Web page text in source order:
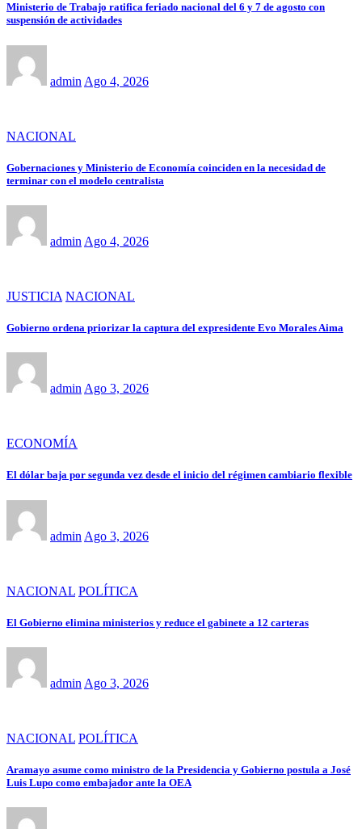
Ministerio de Trabajo ratifica feriado nacional del 6 y 7 de agosto con
suspensión de actividades
admin Ago 4, 2026
NACIONAL
Gobernaciones y Ministerio de Economía coinciden en la necesidad de
terminar con el modelo centralista
admin Ago 4, 2026
JUSTICIA NACIONAL
Gobierno ordena priorizar la captura del expresidente Evo Morales Aima
admin Ago 3, 2026
ECONOMÍA
El dólar baja por segunda vez desde el inicio del régimen cambiario flexible
admin Ago 3, 2026
NACIONAL POLÍTICA
El Gobierno elimina ministerios y reduce el gabinete a 12 carteras
admin Ago 3, 2026
NACIONAL POLÍTICA
Aramayo asume como ministro de la Presidencia y Gobierno postula a José
Luis Lupo como embajador ante la OEA